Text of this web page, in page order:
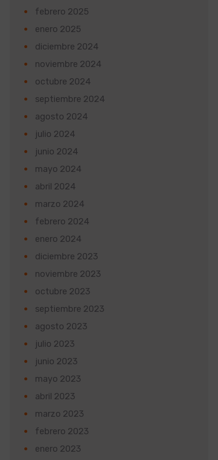
febrero 2025
enero 2025
diciembre 2024
noviembre 2024
octubre 2024
septiembre 2024
agosto 2024
julio 2024
junio 2024
mayo 2024
abril 2024
marzo 2024
febrero 2024
enero 2024
diciembre 2023
noviembre 2023
octubre 2023
septiembre 2023
agosto 2023
julio 2023
junio 2023
mayo 2023
abril 2023
marzo 2023
febrero 2023
enero 2023